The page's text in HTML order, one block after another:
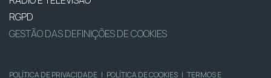
RGPD
GESTÃO DAS DEFINIÇÕES DE COOKIES
POLÍTICA DE PRIVACIDADE | POLÍTICA DE COOKIES | TERMOS E